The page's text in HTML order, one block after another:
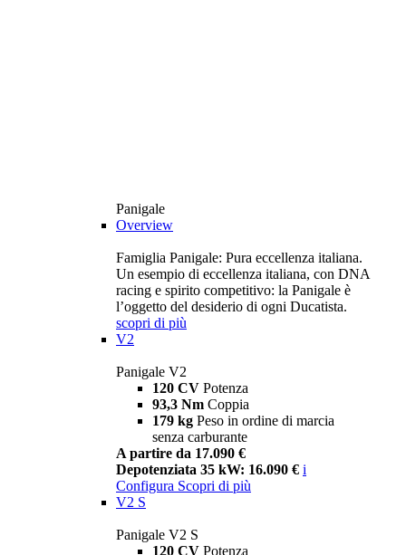
Panigale
Overview
Famiglia Panigale: Pura eccellenza italiana.
Un esempio di eccellenza italiana, con DNA
racing e spirito competitivo: la Panigale è
l’oggetto del desiderio di ogni Ducatista.
scopri di più
V2
Panigale V2
120 CV Potenza
93,3 Nm Coppia
179 kg Peso in ordine di marcia
senza carburante
A partire da 17.090 €
Depotenziata 35 kW: 16.090 € i
Configura Scopri di più
V2 S
Panigale V2 S
120 CV Potenza